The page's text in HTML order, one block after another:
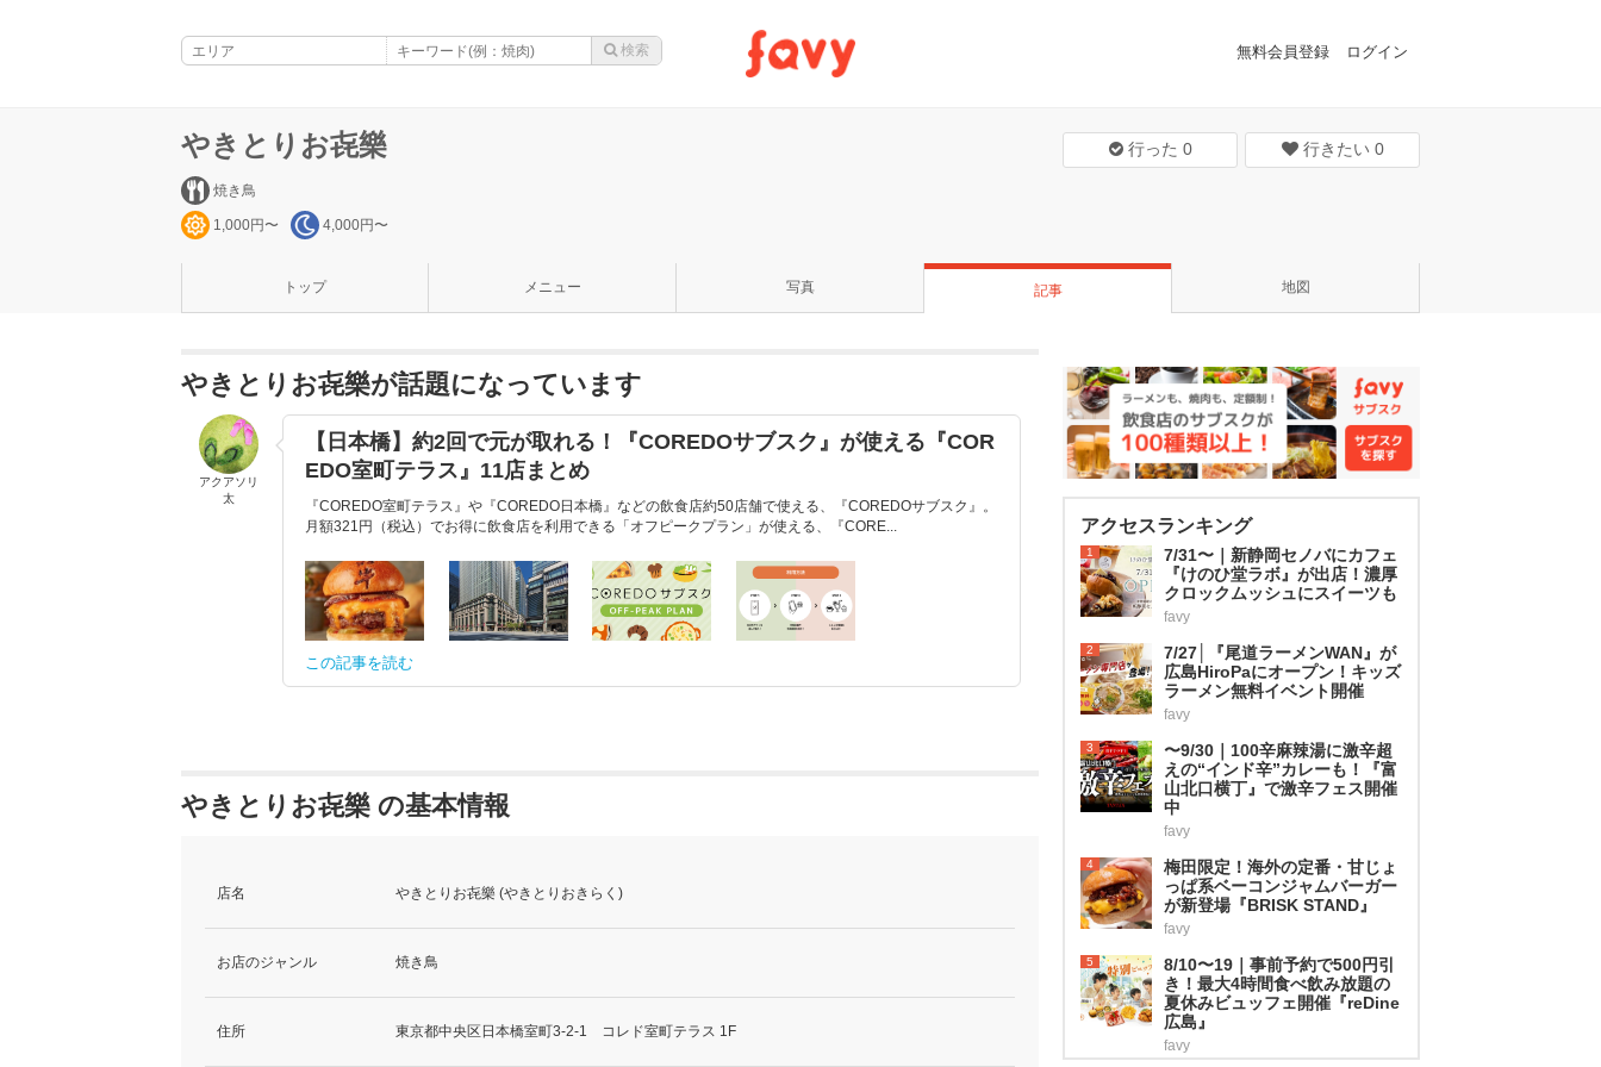
無料会員登録 ログイン
やきとりお㐂樂
焼き鳥
1,000円〜 4,000円〜
行った 0 行きたい 0
トップ メニュー 写真 記事 地図
やきとりお㐂樂が話題になっています
アクアソリ
太
【日本橋】約2回で元が取れる！『COREDOサブスク』が使える『COR
EDO室町テラス』11店まとめ
『COREDO室町テラス』や『COREDO日本橋』などの飲食店約50店舗で使える、『COREDOサブスク』。
月額321円（税込）でお得に飲食店を利用できる「オフピークプラン」が使える、『CORE...
この記事を読む
やきとりお㐂樂 の基本情報
店名 やきとりお㐂樂 (やきとりおきらく)
お店のジャンル 焼き鳥
住所 東京都中央区日本橋室町3-2-1 コレド室町テラス 1F
アクセスランキング
1
7/31〜｜新静岡セノバにカフェ
『けのひ堂ラボ』が出店！濃厚
クロックムッシュにスイーツも
favy
2
7/27│『尾道ラーメンWAN』が
広島HiroPaにオープン！キッズ
ラーメン無料イベント開催
favy
3
〜9/30｜100辛麻辣湯に激辛超
えの“インド辛”カレーも！『富
山北口横丁』で激辛フェス開催
中
favy
4
梅田限定！海外の定番・甘じょ
っぱ系ベーコンジャムバーガー
が新登場『BRISK STAND』
favy
5
8/10〜19｜事前予約で500円引
き！最大4時間食べ飲み放題の
夏休みビュッフェ開催『reDine
広島』
favy